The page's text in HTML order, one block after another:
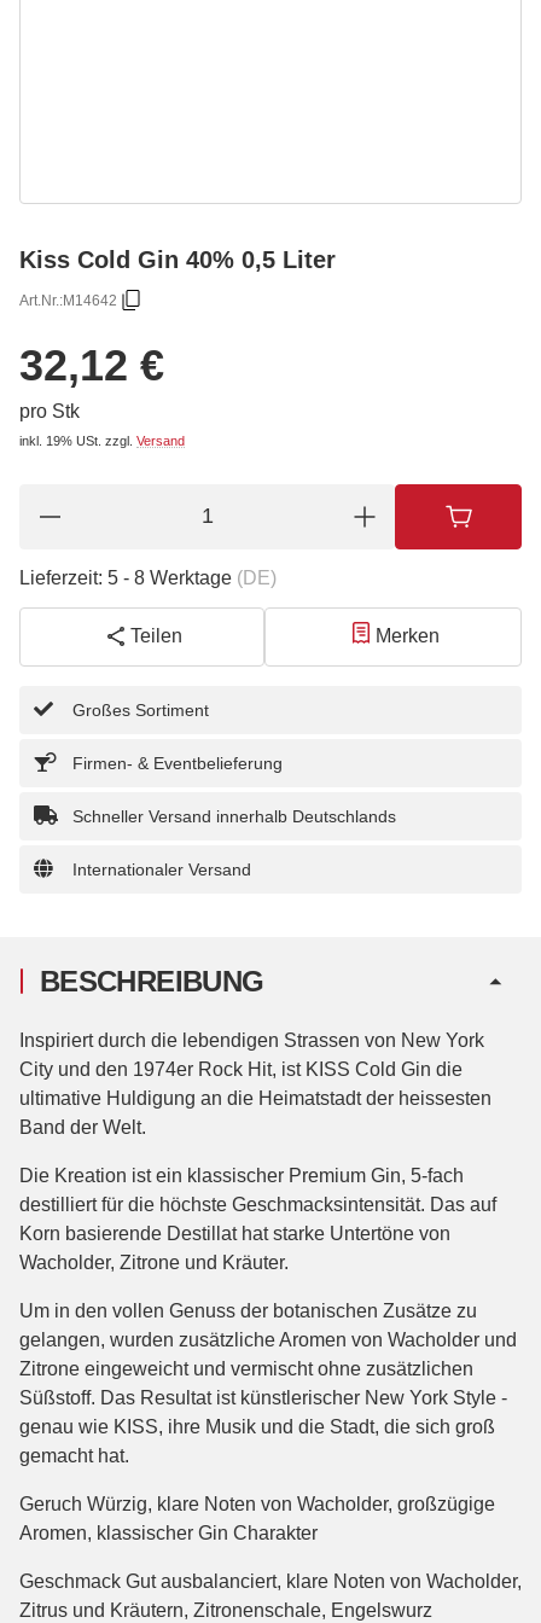
Kiss Cold Gin 40% 0,5 Liter
Art.Nr.:M14642
32,12 €
pro Stk
inkl. 19% USt. zzgl. Versand
Lieferzeit: 5 - 8 Werktage (DE)
Teilen Merken
Großes Sortiment
Firmen- & Eventbelieferung
Schneller Versand innerhalb Deutschlands
Internationaler Versand
BESCHREIBUNG
Inspiriert durch die lebendigen Strassen von New York
City und den 1974er Rock Hit, ist KISS Cold Gin die
ultimative Huldigung an die Heimatstadt der heissesten
Band der Welt.
Die Kreation ist ein klassischer Premium Gin, 5-fach
destilliert für die höchste Geschmacksintensität. Das auf
Korn basierende Destillat hat starke Untertöne von
Wacholder, Zitrone und Kräuter.
Um in den vollen Genuss der botanischen Zusätze zu
gelangen, wurden zusätzliche Aromen von Wacholder und
Zitrone eingeweicht und vermischt ohne zusätzlichen
Süßstoff. Das Resultat ist künstlerischer New York Style -
genau wie KISS, ihre Musik und die Stadt, die sich groß
gemacht hat.
Geruch Würzig, klare Noten von Wacholder, großzügige
Aromen, klassischer Gin Charakter
Geschmack Gut ausbalanciert, klare Noten von Wacholder,
Zitrus und Kräutern, Zitronenschale, Engelswurz